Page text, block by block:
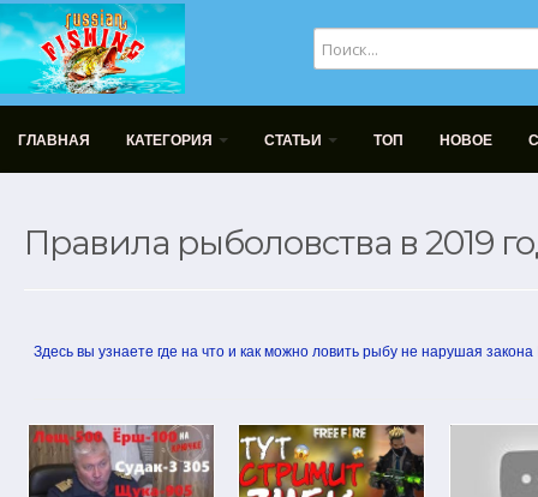
ГЛАВНАЯ КАТЕГОРИЯ СТАТЬИ ТОП НОВОЕ
Правила рыболовства в 2019
Здесь вы узнаете где на что и как можно ловить рыбу не нарушая